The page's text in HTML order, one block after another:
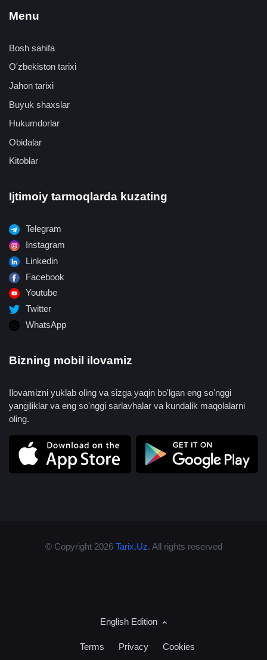
Menu
Bosh sahifa
O'zbekiston tarixi
Jahon tarixi
Buyuk shaxslar
Hukumdorlar
Obidalar
Kitoblar
Ijtimoiy tarmoqlarda kuzating
Telegram
Instagram
Linkedin
Facebook
Youtube
Twitter
WhatsApp
Bizning mobil ilovamiz
Ilovamizni yuklab oling va sizga yaqin bo'lgan eng so'nggi
yangiliklar va eng so'nggi sarlavhalar va kundalik maqolalarni
oling.
© Copyright 2026 Tarix.Uz. All rights reserved
English Edition
Terms Privacy Cookies